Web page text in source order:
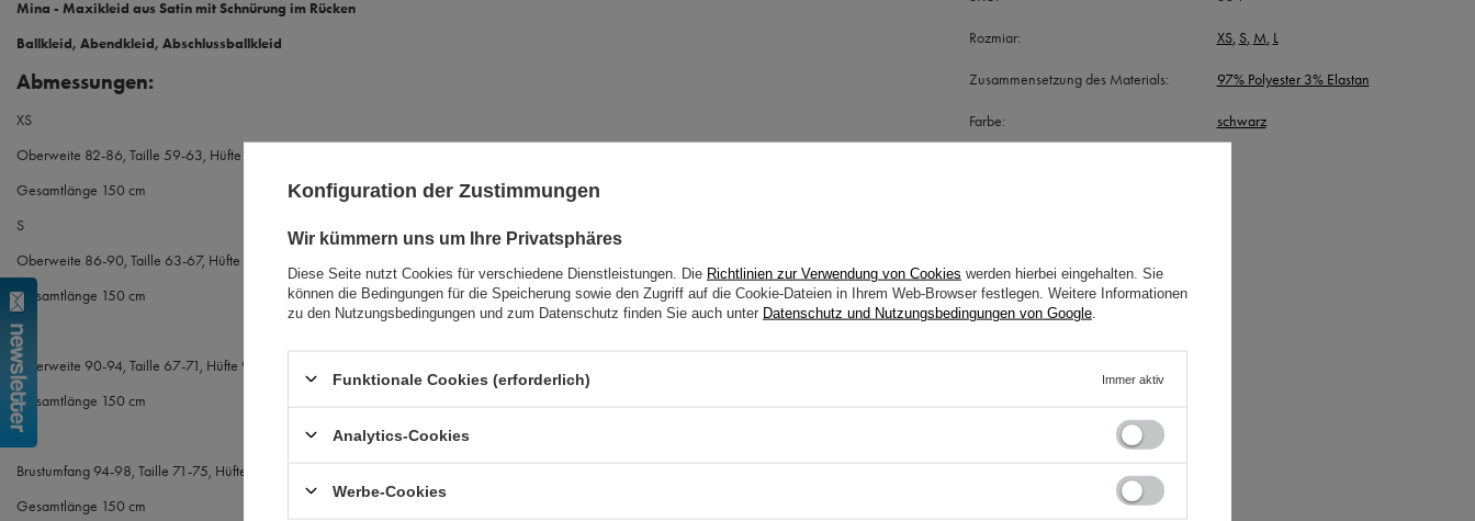
Mina - Maxikleid aus Satin mit Schnürung im Rücken
Ballkleid, Abendkleid, Abschlussballkleid
Abmessungen:
XS
Oberweite 82-86, Taille 59-63, Hüfte 86-90
Gesamtlänge 150 cm
S
Oberweite 86-90, Taille 63-67, Hüfte 90-94
Gesamtlänge 150 cm
M
Oberweite 90-94, Taille 67-71, Hüfte 94-98
Gesamtlänge 150 cm
L
Brustumfang 94-98, Taille 71-75, Hüfte 98-104
Gesamtlänge 150 cm
Rozmiar XS S M L
Zusammensetzung des Materials 97% Polyester 3% Elastan
Farbe schwarz
Konfiguration der Zustimmungen
Wir kümmern uns um Ihre Privatsphäres
Diese Seite nutzt Cookies für verschiedene Dienstleistungen. Die Richtlinien zur Verwendung von Cookies werden hierbei eingehalten. Sie
können die Bedingungen für die Speicherung sowie den Zugriff auf die Cookie-Dateien in Ihrem Web-Browser festlegen. Weitere Informationen
zu den Nutzungsbedingungen und zum Datenschutz finden Sie auch unter Datenschutz und Nutzungsbedingungen von Google
Funktionale Cookies (erforderlich) Immer aktiv
Analytics-Cookies
Werbe-Cookies